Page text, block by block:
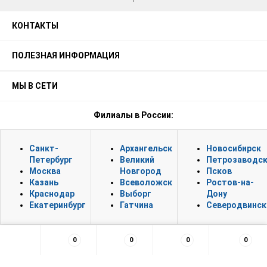
КОНТАКТЫ
ПОЛЕЗНАЯ ИНФОРМАЦИЯ
МЫ В СЕТИ
Филиалы в России:
Санкт-
Петербург
Москва
Казань
Краснодар
Екатеринбург
Архангельск
Великий
Новгород
Всеволожск
Выборг
Гатчина
Новосибирск
Петрозаводск
Псков
Ростов-на-
Дону
Северодвинск
0 0 0 0